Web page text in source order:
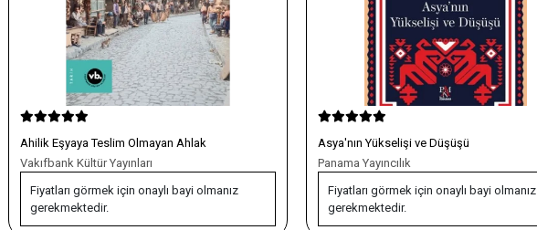
Ahilik Eşyaya Teslim Olmayan Ahlak
Vakıfbank Kültür Yayınları
Fiyatları görmek için onaylı bayi olmanız
gerekmektedir.
Asya'nın Yükselişi ve Düşüşü
Panama Yayıncılık
Fiyatları görmek için onaylı bayi olmanız
gerekmektedir.